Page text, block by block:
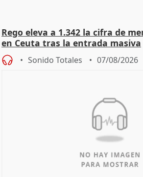
Rego eleva a 1.342 la cifra de
en Ceuta tras la entrada masiva
Sonido Totales 07/08/2026